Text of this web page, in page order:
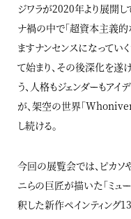
ジワラが2020年より展開
ナ禍の中で「超資本主義的
ますナンセンスになってい
て始まり、その後深化を遂
う、人格もジェンダーもアイ
が、架空の世界「
し続ける。
今回の展覧会では、ピカソ
ニらの巨匠が描いた「ミュ
釈した新作ペインティング